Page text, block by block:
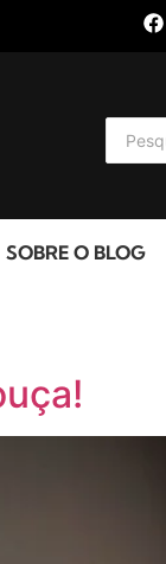
SOBRE O BLOG